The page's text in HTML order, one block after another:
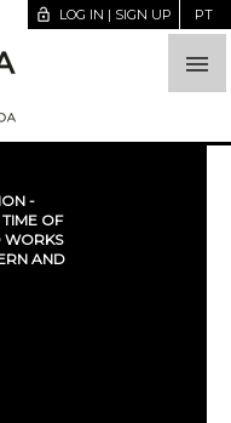

lock_open LOG IN | SIGN UP PT
-
OF
WORKS
AND